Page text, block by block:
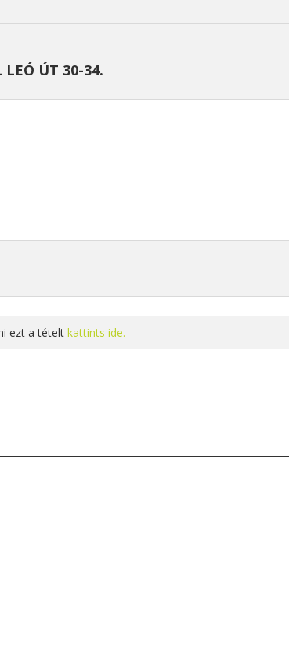
LEÓ ÚT 30-34.
ezt a tételt kattints ide.